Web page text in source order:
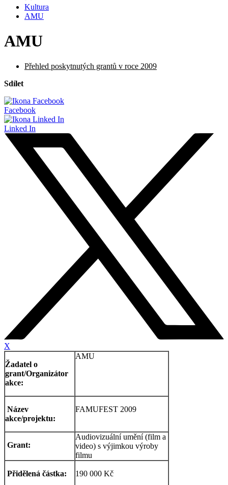
Kultura
AMU
AMU
Přehled poskytnutých grantů v roce 2009
Sdílet
Facebook
Linked In
X
Žadatel o
grant/Organizátor
akce:
AMU
Název
akce/projektu:
FAMUFEST 2009
Grant:
Audiovizuální umění (film a
video) s výjimkou výroby
filmu
Přidělená částka: 190 000 Kč